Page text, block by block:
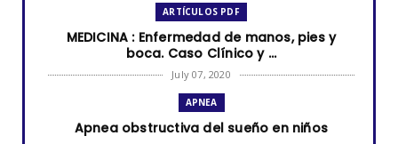
ARTÍCULOS PDF
MEDICINA : Enfermedad de manos, pies y
boca. Caso Clínico y ...
July 07, 2020
APNEA
Apnea obstructiva del sueño en niños